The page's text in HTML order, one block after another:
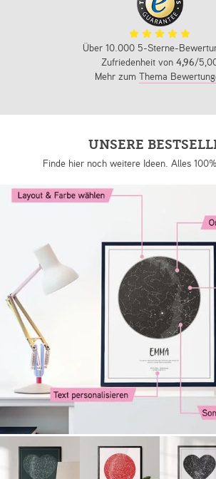
Über 10.000 5-Sterne-
Zufriedenheit von 4,96/
Mehr zum Thema
UNSERE
Finde hier noch weitere Ideen. Alles